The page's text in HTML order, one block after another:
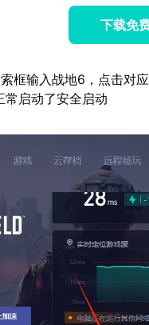
下载免
框输入战地6，点击对
常启动了安全启动